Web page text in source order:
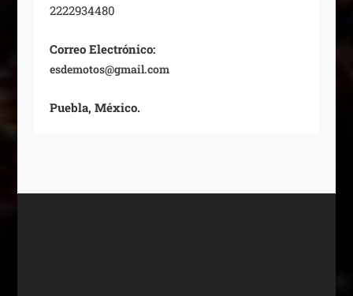
2222934480
Correo Electrónico:
esdemotos@gmail.com
Puebla, México.